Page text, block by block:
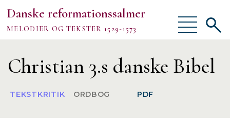
Danske reformationssalmer
MELODIER OG TEKSTER 1529-1573
Vis/skjul
menu
Om
Vis/
Christian 3.s danske Bibel
TEKSTKRITIK ORDBOG PDF